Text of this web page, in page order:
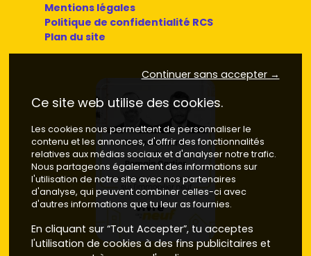
Mentions légales
Politique de confidentialité RCS
Plan du site
Continuer sans accepter →
Ce site web utilise des cookies.
Les cookies nous permettent de personnaliser le
contenu et les annonces, d'offrir des fonctionnalités
relatives aux médias sociaux et d'analyser notre trafic.
Nous partageons également des informations sur
l'utilisation de notre site avec nos partenaires
d'analyse, qui peuvent combiner celles-ci avec
d'autres informations que tu leur as fournies.
En cliquant sur “Tout Accepter”, tu acceptes
l'utilisation de cookies à des fins publicitaires et